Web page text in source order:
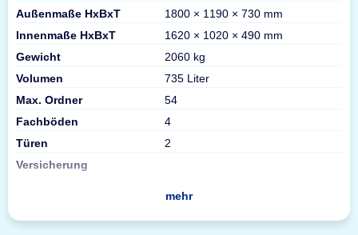
Außenmaße HxBxT
1800 × 1190 × 730 mm
Innenmaße HxBxT
1620 × 1020 × 490 mm
Gewicht
2060 kg
Volumen
735 Liter
Max. Ordner
54
Fachböden
4
Türen
2
Versicherung
mehr